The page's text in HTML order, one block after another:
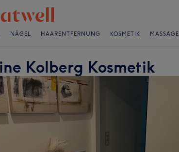
NÄGEL HAARENTFERNUNG KOSMETIK MASSAGE
Kolberg Kosmetik